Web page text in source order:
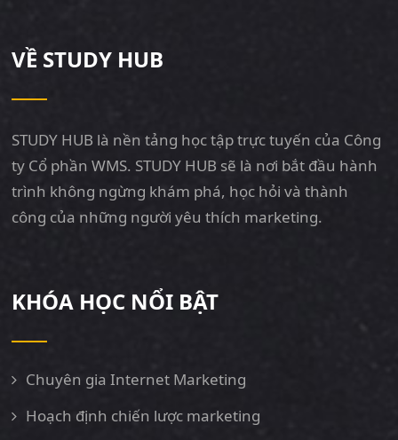
VỀ STUDY HUB
STUDY HUB là nền tảng học tập trực tuyến của Công
ty Cổ phần WMS. STUDY HUB sẽ là nơi bắt đầu hành
trình không ngừng khám phá, học hỏi và thành
công của những người yêu thích marketing.
KHÓA HỌC NỔI BẬT
Chuyên gia Internet Marketing
Hoạch định chiến lược marketing